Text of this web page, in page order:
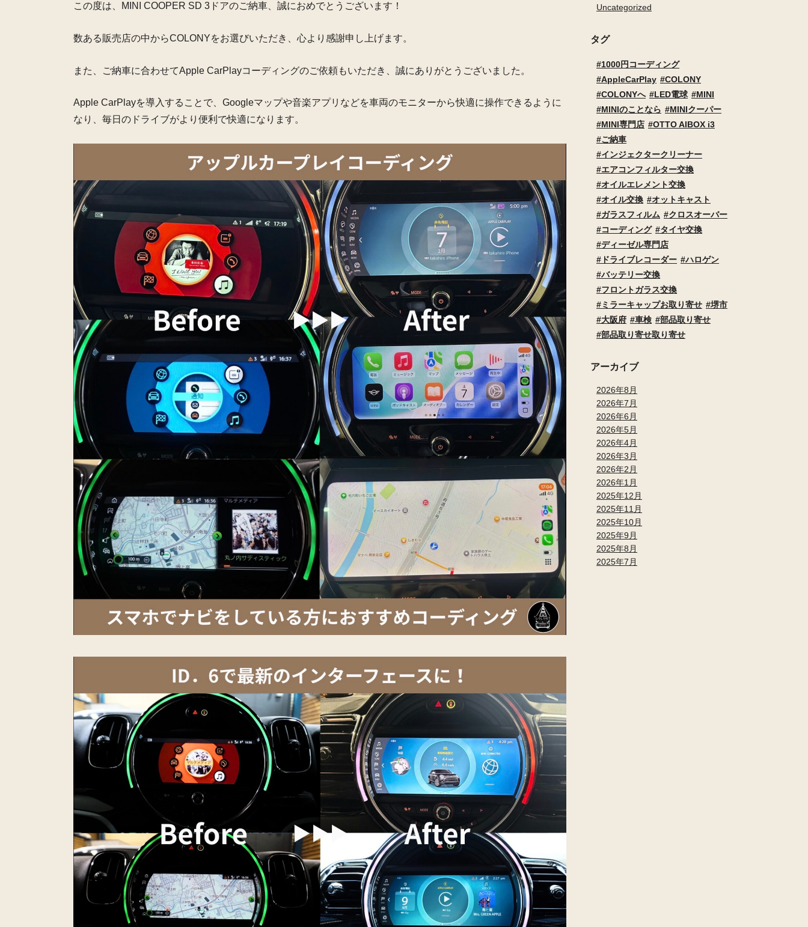
この度は、MINI COOPER SD 3ドアのご納車、誠におめでとうございます！
数ある販売店の中からCOLONYをお選びいただき、心より感謝申し上げます。
また、ご納車に合わせてApple CarPlayコーディングのご依頼もいただき、誠にありがとうございました。
Apple CarPlayを導入することで、Googleマップや音楽アプリなどを車両のモニターから快適に操作できるように
なり、毎日のドライブがより便利で快適になります。
Uncategorized
タグ
1000円コーディング
AppleCarPlay
COLONY
COLONYへ
LED電球
MINI
MINIのことなら
MINIクーパー
MINI専門店
OTTO AIBOX i3
ご納車
インジェクタークリーナー
エアコンフィルター交換
オイルエレメント交換
オイル交換
オットキャスト
ガラスフィルム
クロスオーバー
コーディング
タイヤ交換
ディーゼル専門店
ドライブレコーダー
ハロゲン
バッテリー交換
フロントガラス交換
ミラーキャップお取り寄せ
堺市
大阪府
車検
部品取り寄せ
部品取り寄せ取り寄せ
アーカイブ
2026年8月
2026年7月
2026年6月
2026年5月
2026年4月
2026年3月
2026年2月
2026年1月
2025年12月
2025年11月
2025年10月
2025年9月
2025年8月
2025年7月